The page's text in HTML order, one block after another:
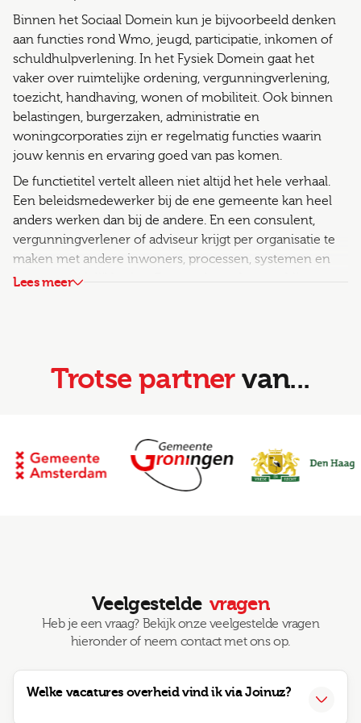
Binnen het Sociaal Domein kun je bijvoorbeeld denken
aan functies rond Wmo, jeugd, participatie, inkomen of
schuldhulpverlening. In het Fysiek Domein gaat het
vaker over ruimtelijke ordening, vergunningverlening,
toezicht, handhaving, wonen of mobiliteit. Ook binnen
belastingen, burgerzaken, administratie en
woningcorporaties zijn er regelmatig functies waarin
jouw kennis en ervaring goed van pas komen.
De functietitel vertelt alleen niet altijd het hele verhaal.
Een beleidsmedewerker bij de ene gemeente kan heel
anders werken dan bij de andere. En een consulent,
vergunningverlener of adviseur krijgt per organisatie te
maken met andere inwoners, processen, systemen en
verantwoordelijkheden. Daarom loont het om bij
Een baan bij de overheid past vaak goed bij mensen die
inhoudelijk willen werken én iets willen bijdragen aan de
mensen. Dat vraagt om zorgvuldigheid, maar ook om
praktisch denken.
Veel overheidsfuncties vragen dat je kunt schakelen
Als je houdt van werk met betekenis, structuur en
inhoud, kunnen vacatures overheid goed bij je passen.
Zeker als je het leuk vindt om je ergens in vast te bijten,
maar ook begrijpt dat publieke dienstverlening
mensenwerk blijft. Regels zijn belangrijk, maar de context
Lees meer
Trotse partnervan...
Veelgestelde vragen
Heb je een vraag? Bekijk onze veelgestelde vragen
hieronder of neem contact met ons op.
Welke vacatures overheid vind ik via Joinuz?